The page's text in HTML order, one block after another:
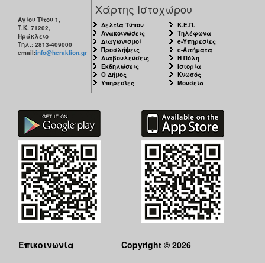
Αγίου Τίτου 1,
Τ.Κ. 71202,
Ηράκλειο
Τηλ.: 2813-409000
email:info@heraklion.gr
Χάρτης Ιστοχώρου
Δελτία Τύπου
Ανακοινώσεις
Διαγωνισμοί
Προσλήψεις
Διαβουλεύσεις
Εκδηλώσεις
Ο Δήμος
Υπηρεσίες
Κ.Ε.Π.
Τηλέφωνα
e-Υπηρεσίες
e-Αιτήματα
Η Πόλη
Ιστορία
Κνωσός
Μουσεία
Επικοινωνία
Copyright © 2026